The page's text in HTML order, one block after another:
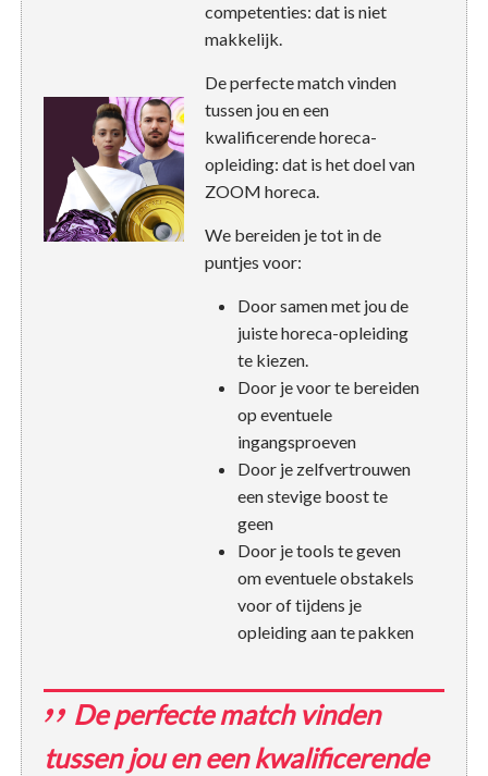
competenties: dat is niet
makkelijk.
De perfecte match vinden
tussen jou en een
kwalificerende horeca-
opleiding: dat is het doel van
ZOOM horeca.
We bereiden je tot in de
puntjes voor:
Door samen met jou de
juiste horeca-opleiding
te kiezen.
Door je voor te bereiden
op eventuele
ingangsproeven
Door je zelfvertrouwen
een stevige boost te
geen
Door je tools te geven
om eventuele obstakels
voor of tijdens je
opleiding aan te pakken
De perfecte match vinden
tussen jou en een kwalificerende